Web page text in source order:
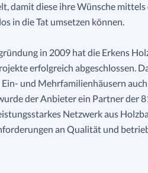
damit diese ihre Wünsche mittels
in die Tat umsetzen können.
in 2009 hat die Erkens
erfolgreich abgeschlossen.
und Mehrfamilienhäusern
der Anbieter ein Partner der
Netzwerk aus
an Qualität und